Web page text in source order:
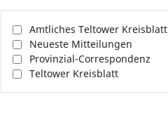
Amtliches Teltower Kreisblatt
Neueste Mitteilungen
Provinzial-Correspondenz
Teltower Kreisblatt